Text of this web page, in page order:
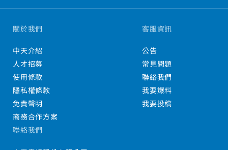
關於我們
中天介紹
人才招募
使用條款
隱私權條款
免責聲明
商務合作方案
客服資訊
公告
常見問題
聯絡我們
我要爆料
我要投稿
聯絡我們